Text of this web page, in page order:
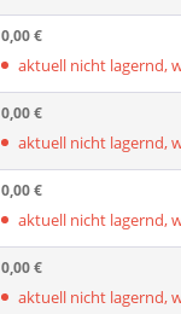
0,00 €
aktuell nicht lagernd,
0,00 €
aktuell nicht lagernd,
0,00 €
aktuell nicht lagernd,
0,00 €
aktuell nicht lagernd,